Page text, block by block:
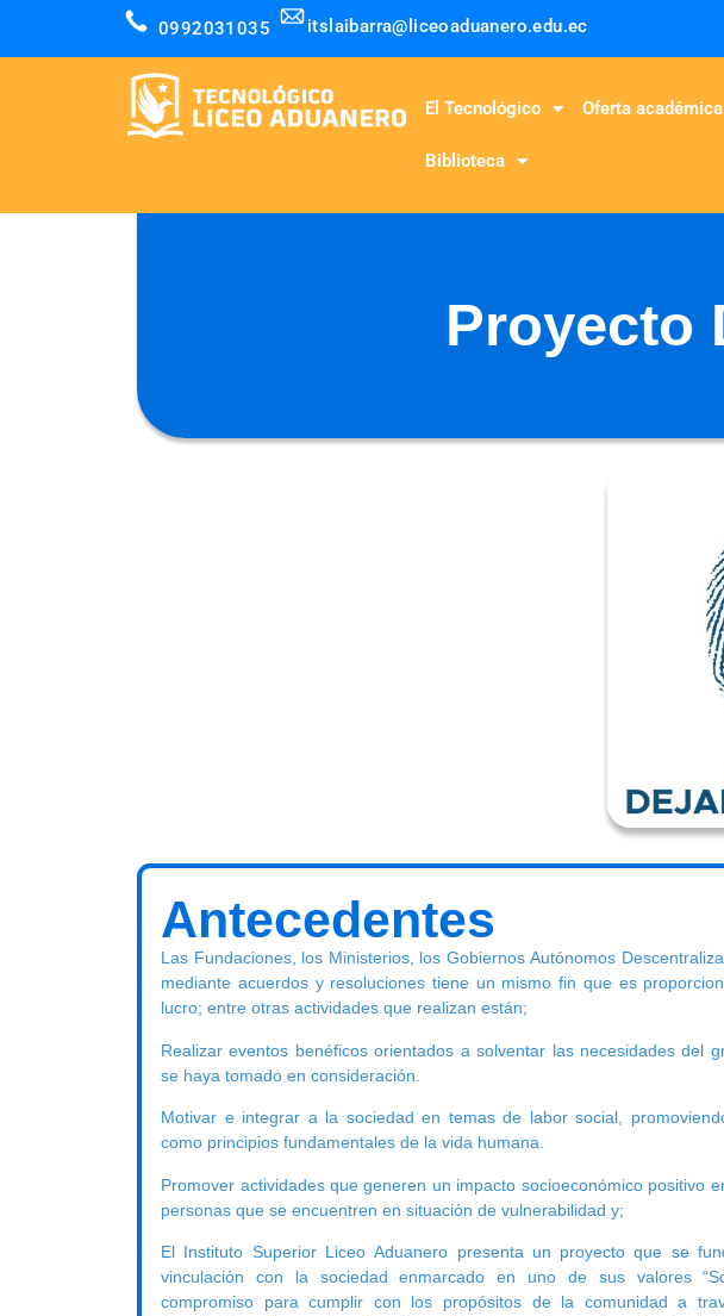
0992031035 itslaibarra@liceoaduanero.edu.ec
El Tecnológico Oferta académica
Biblioteca
Proyecto
Antecedentes
Las Fundaciones, los Ministerios, los Gobiernos Autónomos
mediante acuerdos y resoluciones tiene un mismo fin que es
lucro; entre otras actividades que realizan están;
Realizar eventos benéficos orientados a solventar las necesidades del
se haya tomado en consideración.
Motivar e integrar a la sociedad en temas de labor social,
como principios fundamentales de la vida humana.
Promover actividades que generen un impacto socioeconómico positivo
personas que se encuentren en situación de vulnerabilidad y;
El Instituto Superior Liceo Aduanero presenta un proyecto que se
vinculación con la sociedad enmarcado en uno de sus valores
compromiso para cumplir con los propósitos de la comunidad a